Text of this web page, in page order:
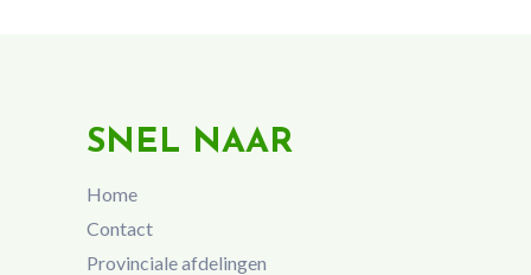
SNEL NAAR
Home
Contact
Provinciale afdelingen